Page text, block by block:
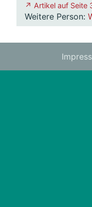
↗ Artikel auf Seite
Weitere Person: